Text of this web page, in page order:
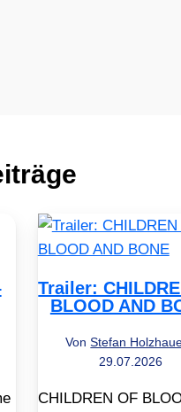
Trailer:
BLOOD AND
VonStefan
29.07.2026
CHILDREN OF